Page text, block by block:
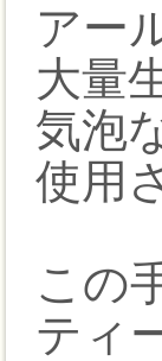
アー
大量
気泡
使用
この
ティ